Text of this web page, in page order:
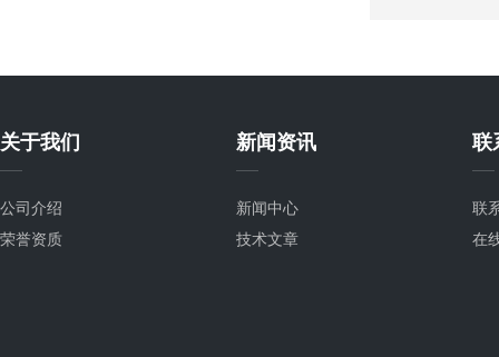
关于我们
公司介绍
荣誉资质
新闻资讯
新闻中心
技术文章
联
联
在